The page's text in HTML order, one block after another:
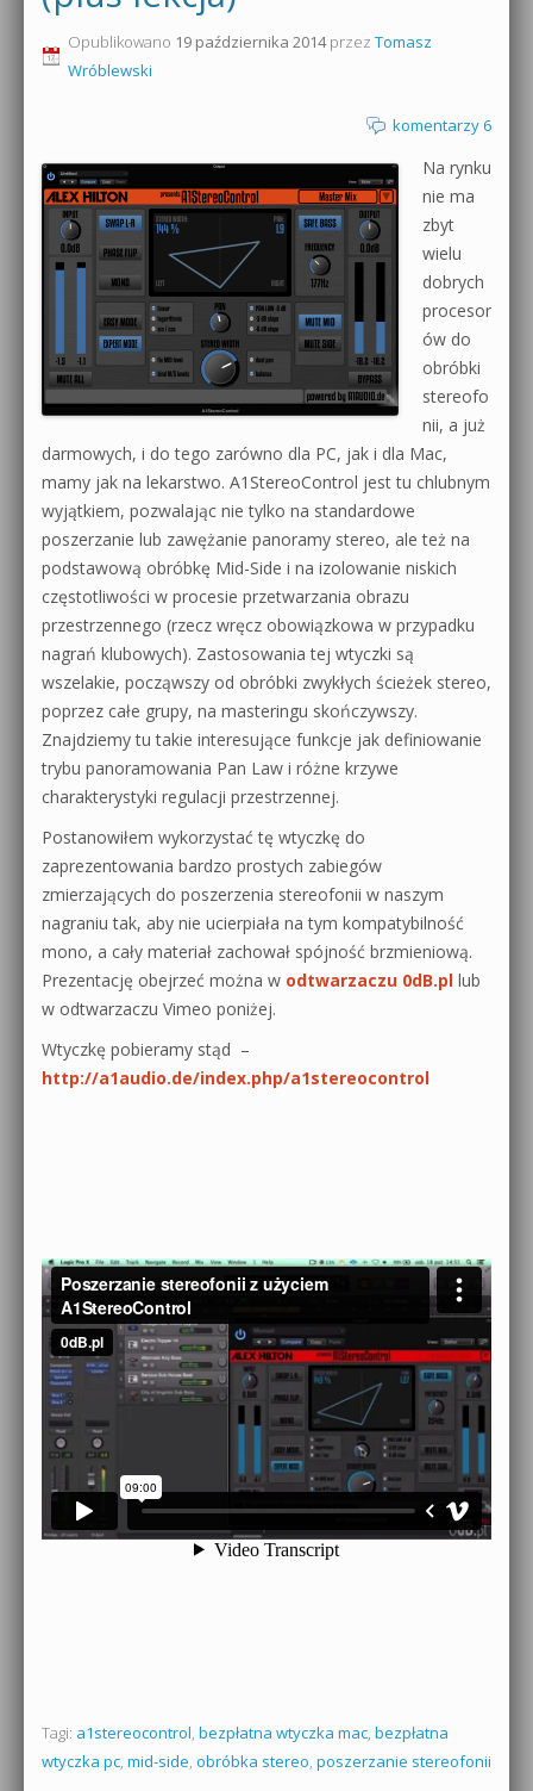
Produkcja muzyczna od podstaw
Sound Forge od podstaw
Dubstep z syntezatorem Massive
Kontakt 5 Kompendium
0dB.pl - informacje
Archiwum aktualności
Polityka prywatności
Regulamin
Działanie sklepu internetowego
Wyszukiwanie
Opublikowano 19 października 2014przez Tomasz
Wróblewski
komentarzy 6
Na rynku
nie ma
zbyt
wielu
dobrych
procesor
ów do
obróbki
stereofo
nii, a już
darmowych, i do tego zarówno dla PC, jak i dla Mac,
mamy jak na lekarstwo. A1StereoControl jest tu chlubnym
wyjątkiem, pozwalając nie tylko na standardowe
poszerzanie lub zawężanie panoramy stereo, ale też na
podstawową obróbkę Mid-Side i na izolowanie niskich
częstotliwości w procesie przetwarzania obrazu
przestrzennego (rzecz wręcz obowiązkowa w przypadku
nagrań klubowych). Zastosowania tej wtyczki są
wszelakie, począwszy od obróbki zwykłych ścieżek stereo,
poprzez całe grupy, na masteringu skończywszy.
Znajdziemy tu takie interesujące funkcje jak definiowanie
trybu panoramowania Pan Law i różne krzywe
charakterystyki regulacji przestrzennej.
Postanowiłem wykorzystać tę wtyczkę do
zaprezentowania bardzo prostych zabiegów
zmierzających do poszerzenia stereofonii w naszym
nagraniu tak, aby nie ucierpiała na tym kompatybilność
mono, a cały materiał zachował spójność brzmieniową.
Prezentację obejrzeć można w odtwarzaczu 0dB.pl lub
w odtwarzaczu Vimeo poniżej.
Wtyczkę pobieramy stąd –
http://a1audio.de/index.php/a1stereocontrol
Tagi: a1stereocontrol, bezpłatna wtyczka mac, bezpłatna
wtyczka pc, mid-side, obróbka stereo, poszerzanie stereofonii